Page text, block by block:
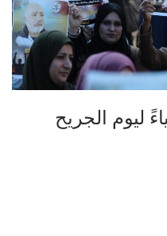
ليوم الجريح